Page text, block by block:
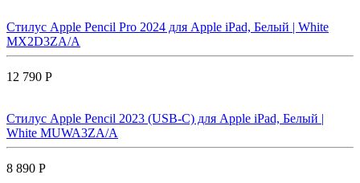
Стилус Apple Pencil Pro 2024 для Apple iPad, Белый | White
MX2D3ZA/A
12 790 Р
Стилус Apple Pencil 2023 (USB-C) для Apple iPad, Белый |
White MUWA3ZA/A
8 890 Р